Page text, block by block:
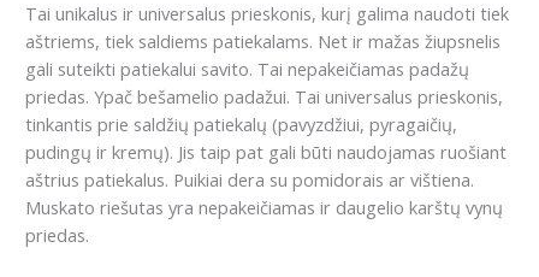
Tai unikalus ir universalus prieskonis, kurį galima naudoti tiek
aštriems, tiek saldiems patiekalams. Net ir mažas žiupsnelis
gali suteikti patiekalui savito. Tai nepakeičiamas padažų
priedas. Ypač bešamelio padažui. Tai universalus prieskonis,
tinkantis prie saldžių patiekalų (pavyzdžiui, pyragaičių,
pudingų ir kremų). Jis taip pat gali būti naudojamas ruošiant
aštrius patiekalus. Puikiai dera su pomidorais ar vištiena.
Muskato riešutas yra nepakeičiamas ir daugelio karštų vynų
priedas.